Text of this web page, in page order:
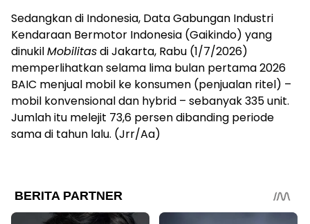
Sedangkan di Indonesia, Data Gabungan Industri
Kendaraan Bermotor Indonesia (Gaikindo) yang
dinukilMobilitasdi Jakarta, Rabu (1/7/2026)
memperlihatkan selama lima bulan pertama 2026
BAIC menjual mobil ke konsumen (penjualan ritel) –
mobil konvensional dan hybrid – sebanyak 335 unit.
Jumlah itu melejit 73,6 persen dibanding periode
sama di tahun lalu. (Jrr/Aa)